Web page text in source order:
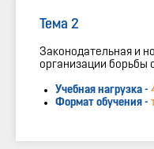
Тема 2
Законодательная и
организации борьбы
Учебная нагрузка -
Формат обучения -